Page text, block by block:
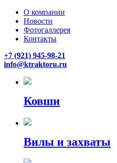
О компании
Новости
Фотогаллерея
Контакты
+7 (921) 945-98-21
info@ktraktoru.ru
Ковши
Вилы и захваты